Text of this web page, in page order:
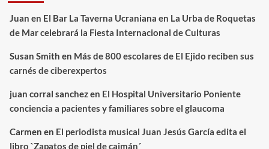
Juan en El Bar La Taverna Ucraniana en La Urba de Roquetas
de Mar celebrará la Fiesta Internacional de Culturas
Susan Smith en Más de 800 escolares de El Ejido reciben sus
carnés de ciberexpertos
juan corral sanchezen El Hospital Universitario Poniente
conciencia a pacientes y familiares sobre el glaucoma
Carmen en El periodista musical Juan Jesús García edita el
libro `Zapatos de piel de caimán´